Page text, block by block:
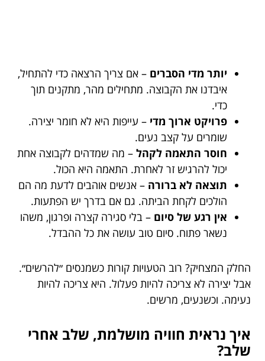
יותר מדי הסברים – אם צריך הרצאה כדי להתחיל,
איבדנו את הקבוצה. מתחילים מהר, מתקנים תוך
כדי.
פרויקט ארוך מדי – עייפות היא לא חומר יצירה.
שומרים על קצב נעים.
חוסר התאמה לקהל – מה שמדהים לקבוצה אחת
יכול להרגיש זר לאחרת. התאמה היא הכול.
תוצאה לא ברורה – אנשים אוהבים לדעת מה הם
הולכים לקחת הביתה. גם אם בדרך יש הפתעות.
אין רגע של סיום – בלי סגירה קצרה ופרגון, משהו
נשאר פתוח. סיום טוב עושה את כל ההבדל.
החלק המצחיק? רוב הטעויות קורות כשמנסים ״להרשים״.
אבל יצירה לא צריכה להיות פעלול. היא צריכה להיות
נעימה. וכשנעים, מרשים.
איך נראית חוויה מושלמת, שלב אחרי
שלב?